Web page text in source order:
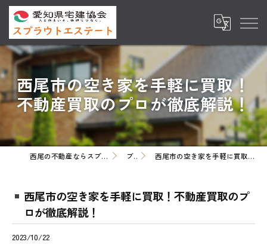
西尾市の空き家を手軽に買取！
不動産買取のプロが徹底解説！
西尾の不動産ならスプラウトエステート株式会社 ブログ 西尾市の空き家を手軽に買取！不動産買取のプロが徹底解説！
西尾市の空き家を手軽に買取！不動産買取のプ
ロが徹底解説！
2023/10/22